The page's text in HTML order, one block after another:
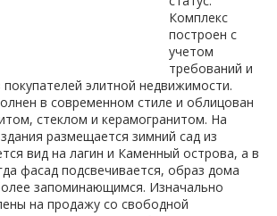
Комплекс
построен с
учетом
требований и
элитной недвижимости.
в современном стиле и облицован
стеклом и керамогранитом. На
размещается зимний сад из
вид на лагин и Каменный острова, а в
фасад подсвечивается, образ дома
запоминающимся. Изначально
на продажу со свободной